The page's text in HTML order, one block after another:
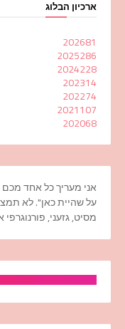
ארכיון הבלוג
202681
2025286
2024228
202314
202274
2021107
202068
אני מעריך כל אחד
על שהיית כאן". לא
מסיט, גזעני,